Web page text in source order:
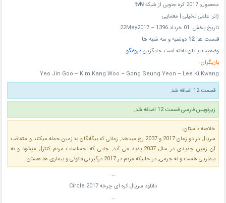
محصول: 2017 کره جنوبی از شبکه
tvN
ژانر: علمی تخیلی | معمایی
تاریخ پخش: 01 خرداد 1396 – 22May2017
قسمت ها:12 دوشنبه و سه شنبه ها
وضعیت: پایان یافته است جایگزیندروغگو
بازیگران:
Yeo Jin Goo – Kim Kang Woo – Gong Seung Yeon – Lee Ki Kwang
قسمت 12 اضافه شد.
زیرنویس فارسی قسمت 12 اضافه شد.
خلاصه داستان:
سریال در دو زمان 2017 و 2037 رخ میدهد. زمانی که بیگانگان به زمین حمله میکنند و متعاقب
آن زمین جدیدی در سال 2037 پدید می آید. جایی که احساسات مردم کنترل میشود و نه
بیماریی هست و نه جرمی. در حالیکه مردم در 2017 درگیر بی قانونی و بیماری ها هستن…
…
دانلود سریال کره ای چرخه Circle 2017
…